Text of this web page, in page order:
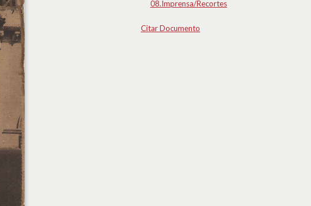
08.Imprensa/Recortes
Citar Documento